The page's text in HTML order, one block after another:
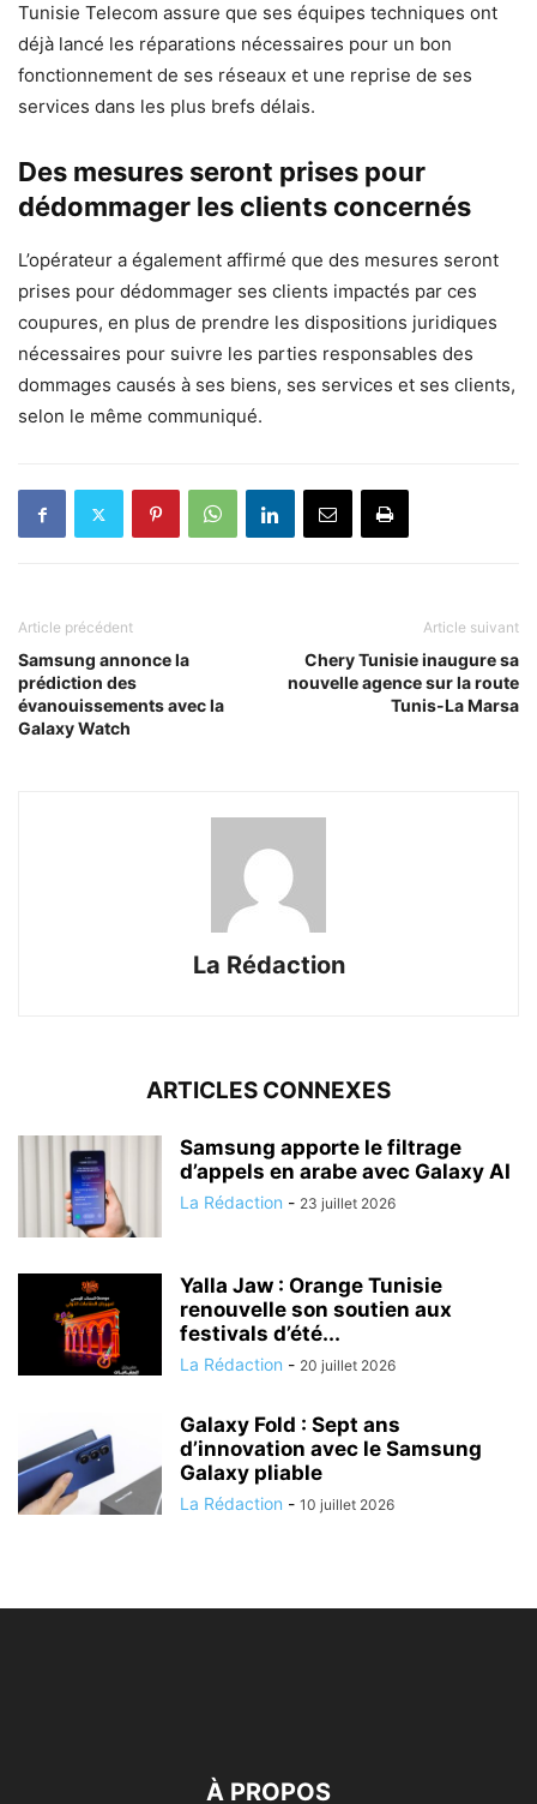
Tunisie Telecom assure que ses équipes techniques ont
déjà lancé les réparations nécessaires pour un bon
fonctionnement de ses réseaux et une reprise de ses
services dans les plus brefs délais.
Des mesures seront prises pour
dédommager les clients concernés
L’opérateur a également affirmé que des mesures seront
prises pour dédommager ses clients impactés par ces
coupures, en plus de prendre les dispositions juridiques
nécessaires pour suivre les parties responsables des
dommages causés à ses biens, ses services et ses clients,
selon le même communiqué.
Article précédent
Samsung annonce la
prédiction des
évanouissements avec la
Galaxy Watch
Article suivant
Chery Tunisie inaugure sa
nouvelle agence sur la route
Tunis-La Marsa
La Rédaction
ARTICLES CONNEXES
Samsung apporte le filtrage
d’appels en arabe avec Galaxy AI
La Rédaction - 23 juillet 2026
Yalla Jaw : Orange Tunisie
renouvelle son soutien aux
festivals d’été...
La Rédaction - 20 juillet 2026
Galaxy Fold : Sept ans
d’innovation avec le Samsung
Galaxy pliable
La Rédaction - 10 juillet 2026
À PROPOS